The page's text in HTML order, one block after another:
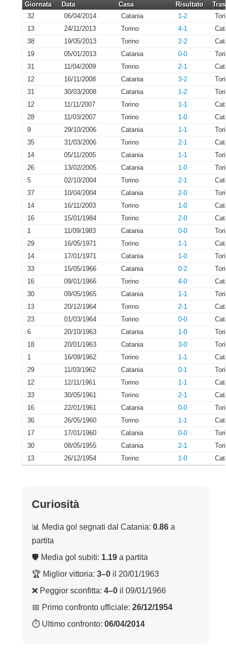
Giornata Data Casa Risultato
32
06/04/2014 Catania 1-2
13
24/11/2013 Torino 4-1
38
19/05/2013 Torino 2-2
19
05/01/2013 Catania 0-0
31
11/04/2009 Torino 2-1
12
16/11/2008 Catania 3-2
31
30/03/2008 Catania 1-2
12
11/11/2007 Torino 1-1
28
11/03/2007 Torino 1-0
9
29/10/2006 Catania 1-1
35
31/03/2006 Torino 2-1
14
05/11/2005 Catania 1-1
26
13/02/2005 Catania 1-0
5
02/10/2004 Torino 2-1
37
10/04/2004 Catania 2-0
14
16/11/2003 Torino 1-0
16
15/01/1984 Torino 2-0
1
11/09/1983 Catania 0-0
29
16/05/1971 Torino 1-1
14
17/01/1971 Catania 1-0
33
15/05/1966 Catania 0-2
16
09/01/1966 Torino 4-0
30
09/05/1965 Catania 1-1
13
20/12/1964 Torino 2-1
23
01/03/1964 Torino 0-0
6
20/10/1963 Catania 1-0
18
20/01/1963 Catania 3-0
1
16/09/1962 Torino 1-1
29
11/03/1962 Catania 0-1
12
12/11/1961 Torino 1-1
33
30/05/1961 Torino 2-1
16
22/01/1961 Catania 0-0
36
26/05/1960 Torino 1-1
17
17/01/1960 Catania 0-0
30
08/05/1955 Catania 2-1
13
26/12/1954 Torino 1-0
Curiosità
📊 Media gol segnati dal Catania: 0.86 a
partita
🛡 Media gol subiti: 1.19 a partita
🏆 Miglior vittoria: 3–0 il 20/01/1963
❌ Peggior sconfitta: 4–0 il 09/01/1966
📅 Primo confronto ufficiale: 26/12/1954
⏱ Ultimo confronto: 06/04/2014